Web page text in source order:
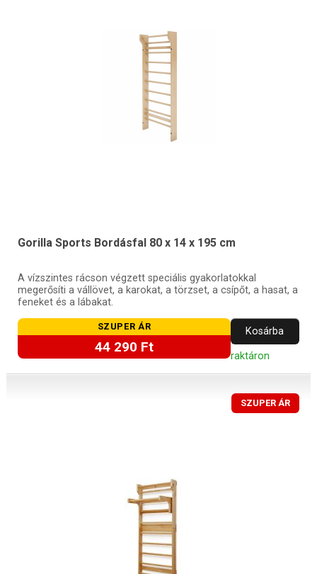
Gorilla Sports Bordásfal 80 x 14 x 195 cm
A vízszintes rácson végzett speciális gyakorlatokkal
megerősíti a vállövet, a karokat, a törzset, a csípőt, a hasat, a
feneket és a lábakat.
SZUPER ÁR
44 290 Ft
Kosárba
raktáron
SZUPER ÁR